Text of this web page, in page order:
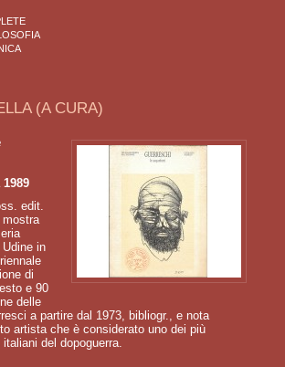
(A CURA)
edit.
mostra
in
di
e 90
delle
a partire dal 1973, bibliogr., e nota
artista che è considerato uno dei più
del dopoguerra.